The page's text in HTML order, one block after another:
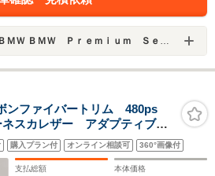
Ｗ Ｐｒｅｍｉｕｍ Ｓｅｌｅｃｔｉｏｎ 大阪ベイ
ファイバートリム 480ps
スカレザー アダプティブM
プレイ Mコンパウンドブレー
車両 シートヒーター
購入プラン付 オンライン相談可 360°画像付
支払総額 本体価格